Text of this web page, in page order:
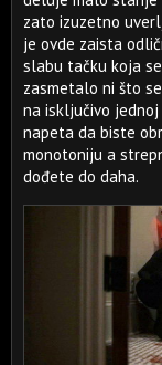
zato izuzetno
je ovde zaista
slabu tačku koja
zasmetalo ni što
na isključivo jednoj
napeta da biste
monotoniju a
dođete do daha.